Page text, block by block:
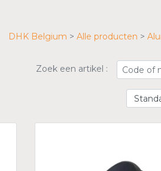
DHK Belgium Alle producten
Zoek een artikel :